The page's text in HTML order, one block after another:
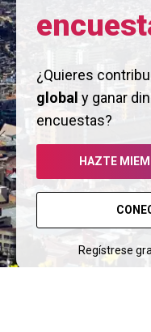
¿Quieres
global y ganar
encuestas?
HAZTE
Regístrese